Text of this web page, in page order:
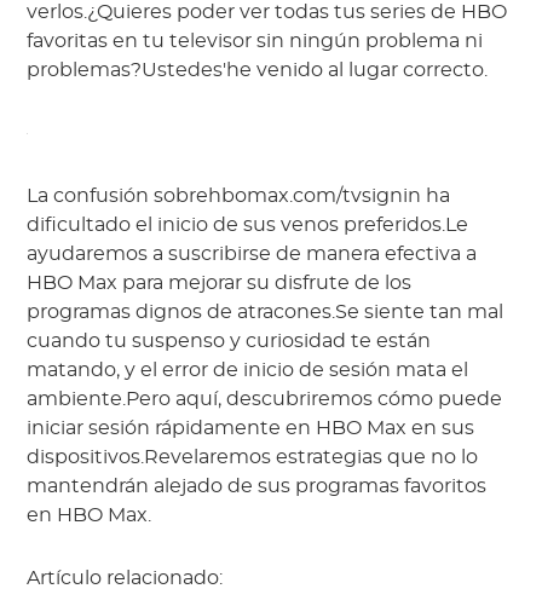
verlos.¿Quieres poder ver todas tus series de HBO
favoritas en tu televisor sin ningún problema ni
problemas?Ustedes'he venido al lugar correcto.
La confusión sobrehbomax.com/tvsignin ha
dificultado el inicio de sus venos preferidos.Le
ayudaremos a suscribirse de manera efectiva a
HBO Max para mejorar su disfrute de los
programas dignos de atracones.Se siente tan mal
cuando tu suspenso y curiosidad te están
matando, y el error de inicio de sesión mata el
ambiente.Pero aquí, descubriremos cómo puede
iniciar sesión rápidamente en HBO Max en sus
dispositivos.Revelaremos estrategias que no lo
mantendrán alejado de sus programas favoritos
en HBO Max.
Artículo relacionado: